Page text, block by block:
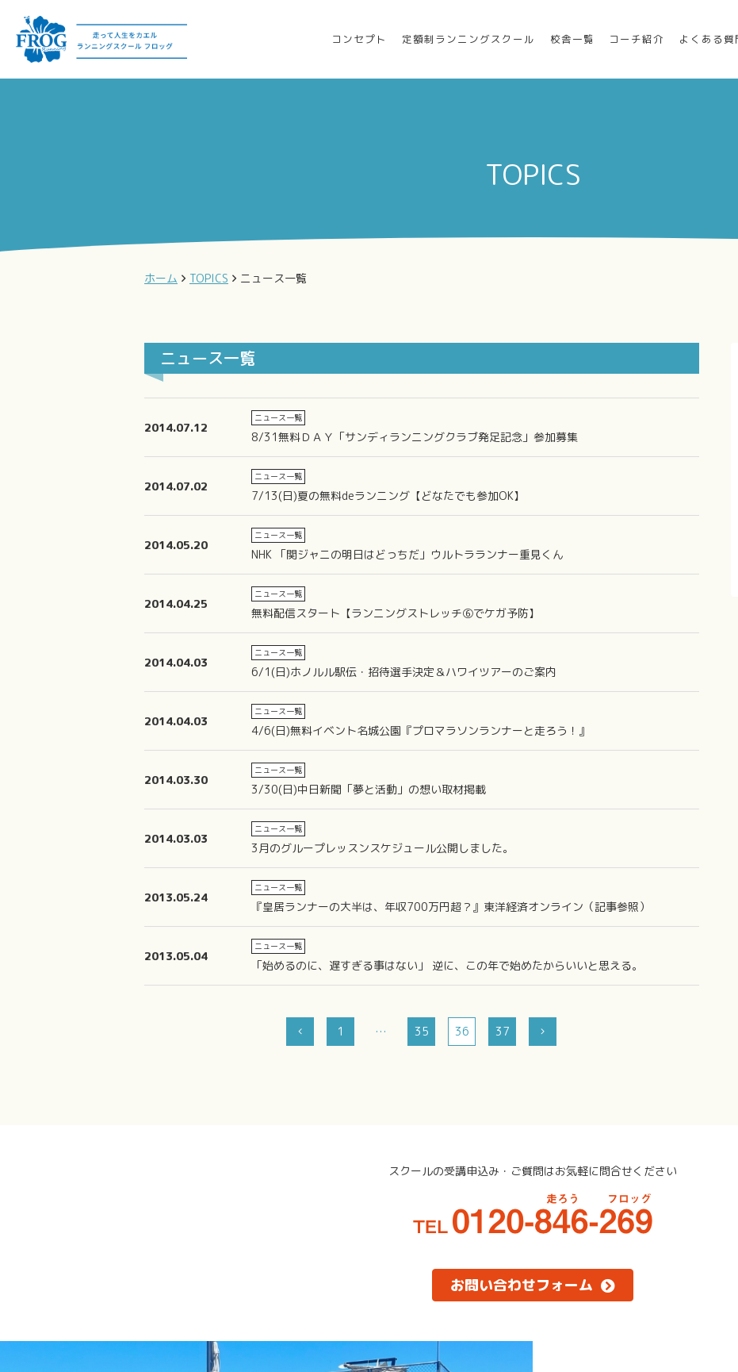
コンセプト 定額制ランニングスクール 校舎一覧 コーチ紹介 よくある質
TOPICS
ホーム TOPICS ニュース一覧
ニュース一覧
2014.07.12
ニュース一覧
8/31無料ＤＡＹ「サンディランニングクラブ発足記念」参加募集
2014.07.02
ニュース一覧
7/13(日)夏の無料deランニング【どなたでも参加OK】
2014.05.20
ニュース一覧
NHK 「関ジャニの明日はどっちだ」ウルトラランナー重見くん
2014.04.25
ニュース一覧
無料配信スタート【ランニングストレッチ⑥でケガ予防】
2014.04.03
ニュース一覧
6/1(日)ホノルル駅伝・招待選手決定＆ハワイツアーのご案内
2014.04.03
ニュース一覧
4/6(日)無料イベント名城公園『プロマラソンランナーと走ろう！』
2014.03.30
ニュース一覧
3/30(日)中日新聞「夢と活動」の想い取材掲載
2014.03.03
ニュース一覧
3月のグループレッスンスケジュール公開しました。
2013.05.24
ニュース一覧
『皇居ランナーの大半は、年収700万円超？』東洋経済オンライン（記事参照）
2013.05.04
ニュース一覧
「始めるのに、遅すぎる事はない」 逆に、この年で始めたからいいと思える。
1 … 35 36 37
スクールの受講申込み・ ご質問はお気軽に問合せください
お問い合わせフォーム